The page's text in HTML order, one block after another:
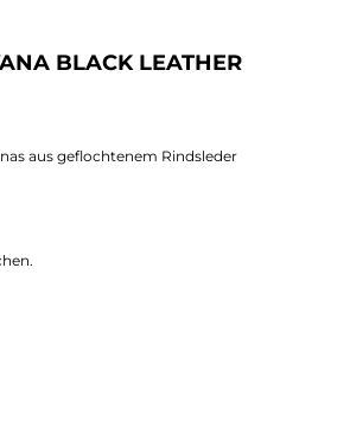
BLACK LEATHER
aus geflochtenem Rindsleder